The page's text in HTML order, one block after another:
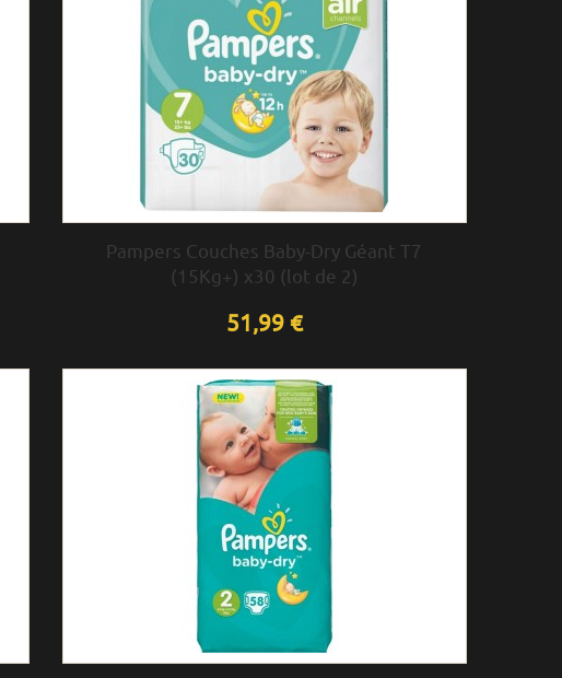
Pampers Couches Baby-Dry Géant T7
(15Kg+) x30 (lot de 2)
51,99 €